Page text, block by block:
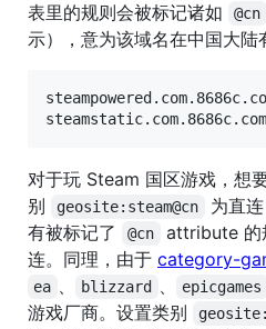
表里的规则会被标记诸如
@cn
示），意为该域名在中国大陆
对于玩 Steam 国区游戏，想
别
geosite:steam@cn 为直
有被标记了
@cn
attribute 的
连。同理，由于 category-
ea 、 blizzard 、 epicgames
游戏厂商。设置类别